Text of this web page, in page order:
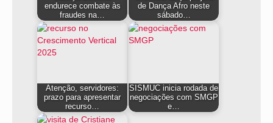
endurece combate às
fraudes na…
de Dança Afro neste
sábado…
Atenção, servidores:
prazo para apresentar
recurso…
SISMUC inicia rodada de
negociações com SMGP
e…